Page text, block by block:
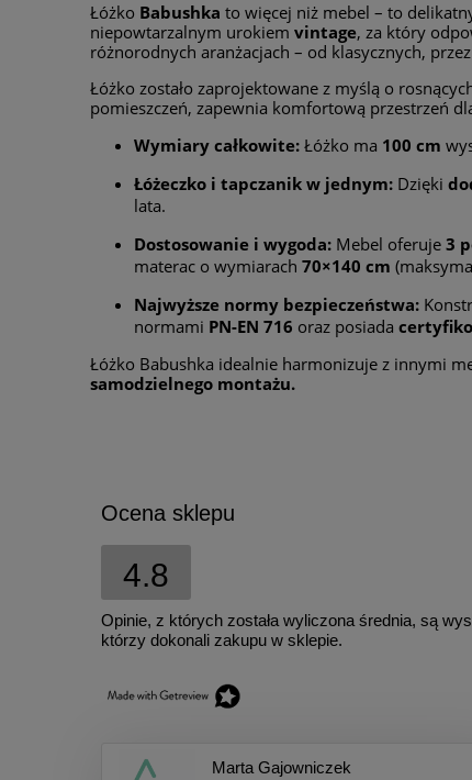
Łóżko Babushka to więcej niż mebel – to
niepowtarzalnym urokiem vintage, za który
różnorodnych aranżacjach – od klasycznych, przez
Łóżko zostało zaprojektowane z myślą o
pomieszczeń, zapewnia komfortową przestrzeń
Wymiary całkowite: Łóżko ma 100 cm
Łóżeczko i tapczanik w jednym: Dzięki
lata.
Dostosowanie i wygoda: Mebel oferuje 3
materac o wymiarach 70×140 cm
Najwyższe normy bezpieczeństwa:
normami PN-EN 716 oraz posiada
Łóżko Babushka idealnie harmonizuje z innymi
samodzielnego montażu.
Ocena sklepu
4.8
Opinie, z których została wyliczona średnia, są
którzy dokonali zakupu w sklepie.
Marta Gajowniczek